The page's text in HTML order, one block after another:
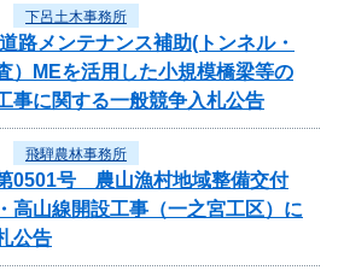
下呂土木事務所
路メンテナンス補助(トンネル・
）MEを活用した小規模橋梁等の
事に関する一般競争入札公告
飛騨農林事務所
0501号 農山漁村地域整備交付
山線開設工事（一之宮工区）に
公告